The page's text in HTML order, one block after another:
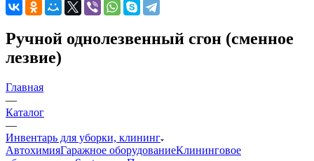
Ручной однолезвенный сгон (сменное
лезвие)
Главная
—
Каталог
—
Инвентарь для уборки, клининг
АвтохимияГаражное оборудованиеКлининговое